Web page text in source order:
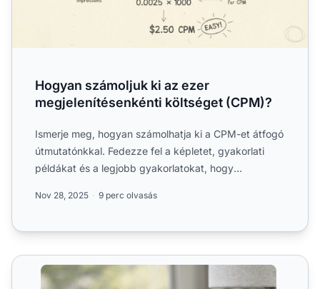
Hogyan számoljuk ki az ezer
megjelenítésenkénti költséget (CPM)?
Ismerje meg, hogyan számolhatja ki a CPM-et átfogó
útmutatónkkal. Fedezze fel a képletet, gyakorlati
példákat és a legjobb gyakorlatokat, hogy
Nov 28, 2025 9 perc olvasás
CPM és megjelenítés követés